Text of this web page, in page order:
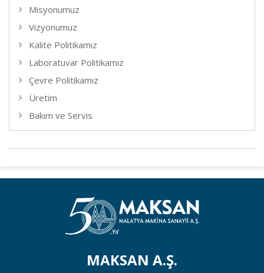
Misyonumuz
Vizyonumuz
Kalite Politikamız
Laboratuvar Politikamız
Çevre Politikamız
Üretim
Bakım ve Servis
MAKSAN A.Ş.